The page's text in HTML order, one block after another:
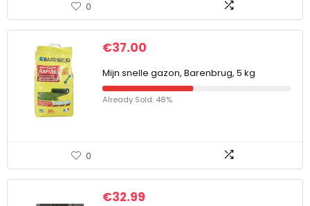
0
€37.00
Mijn snelle gazon, Barenbrug, 5 kg
Already Sold: 48%
0
€32.99